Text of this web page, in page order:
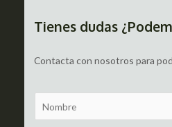
Tienes dudas
Contacta con nosotros para
a